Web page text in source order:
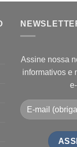
Assine nossa
informativos e